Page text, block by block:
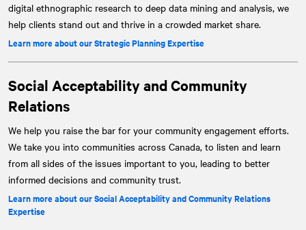
digital ethnographic research to deep data mining and analysis, we
help clients stand out and thrive in a crowded market share.
Learn more about our Strategic Planning Expertise
Social Acceptability and Community
Relations
We help you raise the bar for your community engagement efforts.
We take you into communities across Canada, to listen and learn
from all sides of the issues important to you, leading to better
informed decisions and community trust.
Learn more about our Social Acceptability and Community Relations
Expertise